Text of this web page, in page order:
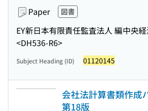
Paper 図書
EY新日本有限責任監査法人 編中央
<DH536-R6>
Subject Heading (ID) 01120145
会社法計算書類作成
第18版